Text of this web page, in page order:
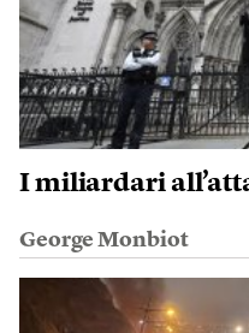
I miliardari
George Monbiot